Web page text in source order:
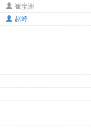
崔宝洲
赵峰